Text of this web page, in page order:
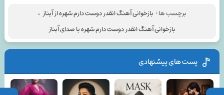
برچسب ها : بازخوانی آهنگ انقدر دوست دارم شهره از آیناز ،
بازخوانی آهنگ انقدر دوست دارم شهره با صدای آیناز
پست های پیشنهادی